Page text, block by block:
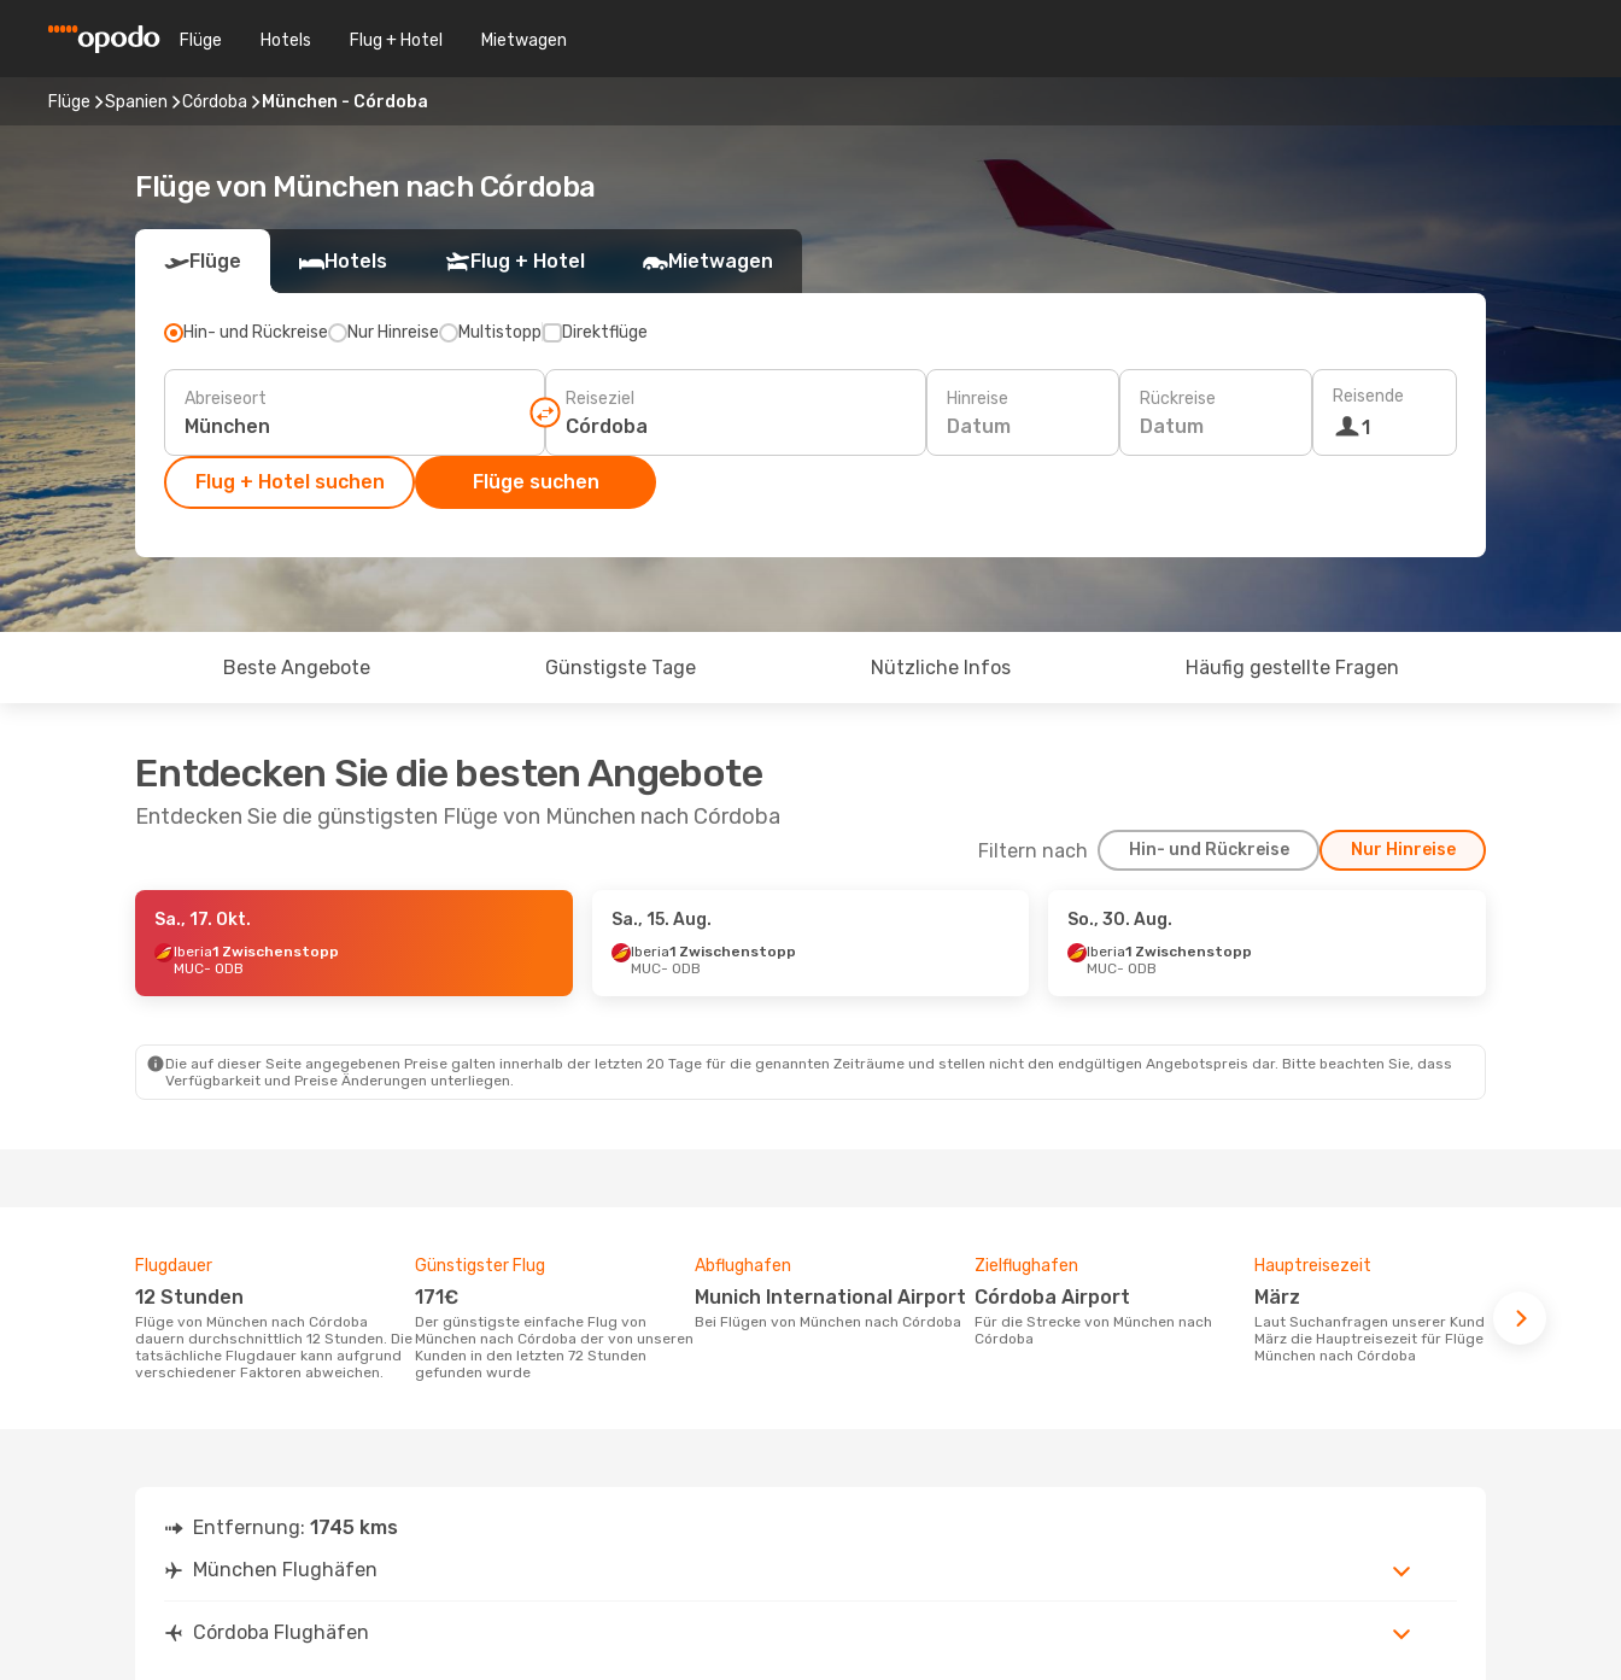
Flüge Hotels Flug + Hotel Mietwagen
Flüge Spanien Córdoba München - Córdoba
Flüge von München nach Córdoba
Flüge Hotels Flug + Hotel Mietwagen
Hin- und Rückreise Nur Hinreise Multistopp Direktflüge
Abreiseort Reiseziel Hinreise
Datum
Rückreise
Datum
Reisende
1
Flug + Hotel suchen Flüge suchen
Beste Angebote Günstigste Tage Nützliche Infos Häufig gestellte Fragen
Entdecken Sie die besten Angebote
Entdecken Sie die günstigsten Flüge von München nach Córdoba
Filtern nach Hin- und Rückreise Nur Hinreise
- Do., 8. Okt.
1 Zwischenstopp
- Do., 17. Sept.
1 Zwischenstopp
- So., 6. Sept.
Sa., 17. Okt.
Iberia1 Zwischenstopp
MUC- ODB
Sa., 15. Aug.
Iberia1 Zwischenstopp
MUC- ODB
So., 30. Aug.
Iberia1 Zwischenstopp
MUC- ODB
Die auf dieser Seite angegebenen Preise galten innerhalb der letzten 20 Tage für die genannten Zeiträume und stellen nicht den endgültigen Angebotspreis dar. Bitte beachten Sie, dass
Verfügbarkeit und Preise Änderungen unterliegen.
Flugdauer
12 Stunden
Flüge von München nach Córdoba
dauern durchschnittlich 12 Stunden. Die
tatsächliche Flugdauer kann aufgrund
verschiedener Faktoren abweichen.
Günstigster Flug
171€
Der günstigste einfache Flug von
München nach Córdoba der von unseren
Kunden in den letzten 72 Stunden
gefunden wurde
Abflughafen
Munich International Airport
Bei Flügen von München nach Córdoba
Zielflughafen
Córdoba Airport
Für die Strecke von München nach
Córdoba
Hauptreisezeit
März
Laut Suchanfragen unserer Kunden ist
März die Hauptreisezeit für Flüge von
München nach Córdoba
Entfernung: 1745 kms
München Flughäfen
Córdoba Flughäfen